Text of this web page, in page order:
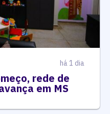
há 1 dia
rede de
em MS